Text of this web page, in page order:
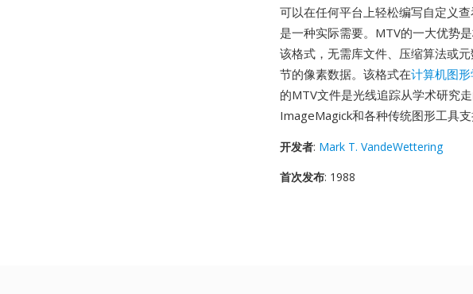
可以在任何平台上轻松编写自定义
是一种实际需要。MTV的一大优势
该格式，无需库文件、压缩算法或
节的像素数据。该格式在计算机图
的MTV文件是光线追踪从学术研究
ImageMagick和各种传统图形工具支
开发者: Mark T. VandeWettering
首次发布: 1988